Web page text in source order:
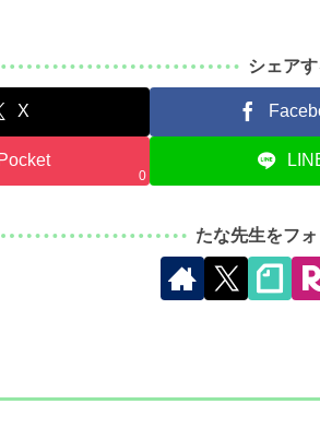
シェア
X
Pocket
0
たな先生をフ